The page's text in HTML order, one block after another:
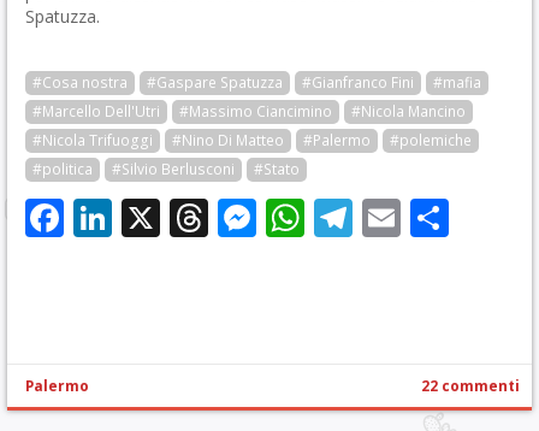
Spatuzza.
#Cosa nostra #Gaspare Spatuzza #Gianfranco Fini
#mafia
#Marcello Dell'Utri
#Massimo Ciancimino
#Nicola Mancino
#Nicola Trifuoggi
#Nino Di Matteo #Palermo
#polemiche
#politica
#Silvio Berlusconi #Stato
Facebook
LinkedIn
X Threads
Messenger
WhatsApp
Telegram
Email
Palermo 22 commenti